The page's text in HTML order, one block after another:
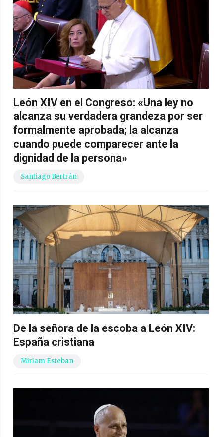
León XIV en el Congreso: «Una ley no
alcanza su verdadera grandeza por ser
formalmente aprobada; la alcanza
cuando puede comparecer ante la
dignidad de la persona»
Santiago Bertrán
De la señora de la escoba a León XIV:
España cristiana
Miriam Esteban